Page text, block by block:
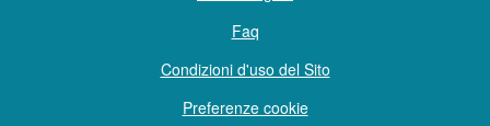
Faq
Condizioni d'uso del Sito
Preferenze cookie